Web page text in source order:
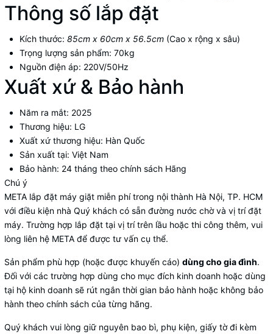
Thông số lắp đặt
Kích thước: 85cm x 60cm x 56.5cm (Cao x rộng x sâu)
Trọng lượng sản phẩm: 70kg
Nguồn điện áp: 220V/50Hz
Xuất xứ & Bảo hành
Năm ra mắt: 2025
Thương hiệu: LG
Xuất xứ thương hiệu: Hàn Quốc
Sản xuất tại: Việt Nam
Bảo hành: 24 tháng theo chính sách Hãng
Chú ý
META lắp đặt máy giặt miễn phí trong nội thành Hà Nội, TP. HCM
với điều kiện nhà Quý khách có sẵn đường nước chờ và vị trí đặt
máy. Trường hợp lắp đặt tại vị trí trên lầu hoặc thi công thêm, vui
lòng liên hệ META để được tư vấn cụ thể.
Sản phẩm phù hợp (hoặc được khuyến cáo) dùng cho gia đình.
Đối với các trường hợp dùng cho mục đích kinh doanh hoặc dùng
tại hộ kinh doanh sẽ rút ngắn thời gian bảo hành hoặc không bảo
hành theo chính sách của từng hãng.
Quý khách vui lòng giữ nguyên bao bì, phụ kiện, giấy tờ đi kèm